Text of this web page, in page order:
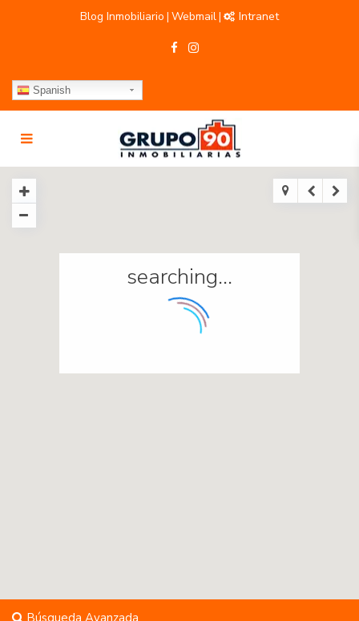
Blog Inmobiliario | Webmail| Intranet
Spanish
searching...